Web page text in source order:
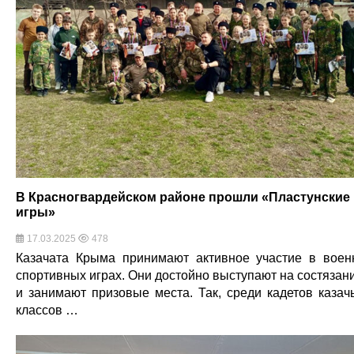
В Красногвардейском районе прошли «Пластунские
игры»
17.03.2025 478
Казачата Крыма принимают активное участие в
спортивных играх. Они достойно выступают на
и занимают призовые места. Так, среди кадетов
классов …